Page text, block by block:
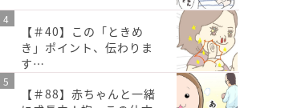
【＃40】この「ときめ
き」ポイント、伝わりま
す…
【＃88】赤ちゃんと一緒